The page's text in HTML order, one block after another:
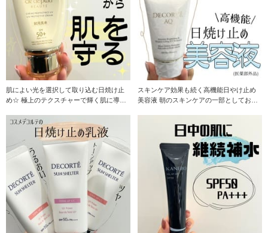
肌によい光を選択して取り込む日焼け止
め☆ 極上のテクスチャーで輝く肌に導き
スキンケア効果も続く高機能日やけ止め
美容液 朝のスキンケアの一部としてお使